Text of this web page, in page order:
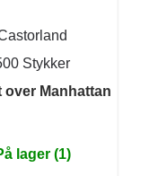
Stykker
over Manhattan
lager (1)